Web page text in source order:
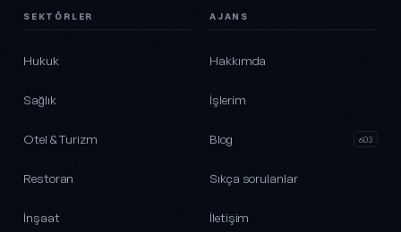
SEKTÖRLER
Hukuk
Sağlık
Otel & Turizm
Restoran
İnşaat
AJANS
Hakkımda
İşlerim
Blog 603
Sıkça sorulanlar
İletişim